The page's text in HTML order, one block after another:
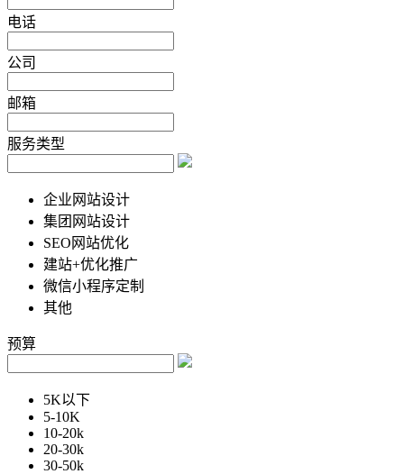
电话
公司
邮箱
服务类型
企业网站设计
集团网站设计
SEO网站优化
建站+优化推广
微信小程序定制
其他
预算
5K以下
5-10K
10-20k
20-30k
30-50k